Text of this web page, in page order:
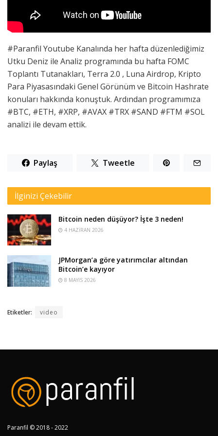
#Paranfil Youtube Kanalında her hafta düzenlediğimiz
Utku Deniz ile Analiz programında bu hafta FOMC
Toplantı Tutanakları, Terra 2.0 , Luna Airdrop, Kripto
Para Piyasasındaki Genel Görünüm ve Bitcoin Hashrate
konuları hakkında konuştuk. Ardından programımıza
#BTC, #ETH, #XRP, #AVAX #TRX #SAND #FTM #SOL
analizi ile devam ettik.
Paylaş Tweetle
İlginizi Çekebilir
Bitcoin neden düşüyor? İşte 3 neden!
4 HAZIRAN 2026
JPMorgan’a göre yatırımcılar altından
Bitcoin’e kayıyor
8 MAYIS 2026
Etiketler: video
Paranfil © 2018 - 2022